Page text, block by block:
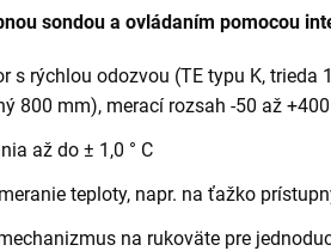
sondou a ovládaním pomocou
s rýchlou odozvou (TE typu K, trieda
800 mm), merací rozsah -50 až +400
až do ± 1,0 ° C
teploty, napr. na ťažko
na rukoväte pre